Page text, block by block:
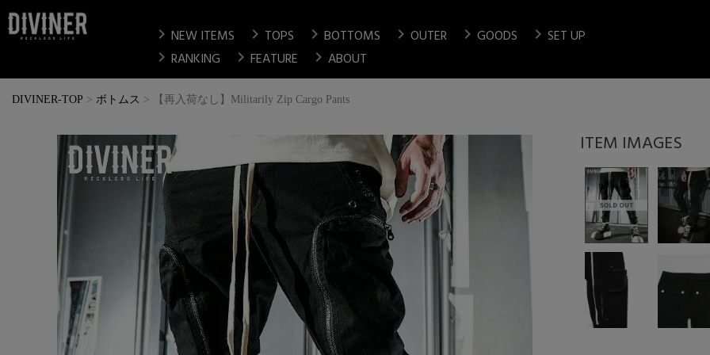
chevron_right NEW ITEMS chevron_right TOPS chevron_right BOTTOMS chevron_right OUTER chevron_right GOODS chevron_right SET UP
chevron_right RANKING chevron_right FEATURE chevron_right ABOUT
DIVINER-TOP ボトムス 【再入荷なし】Militarily Zip Cargo Pants